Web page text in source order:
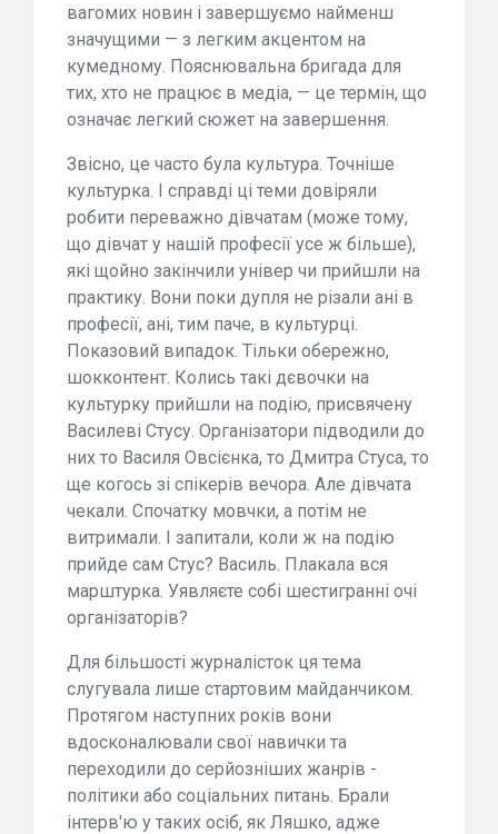
вагомих новин і завершуємо найменш
значущими — з легким акцентом на
кумедному. Пояснювальна бригада для
тих, хто не працює в медіа, — це термін, що
означає легкий сюжет на завершення.
Звісно, це часто була культура. Точніше
культурка. І справді ці теми довіряли
робити переважно дівчатам (може тому,
що дівчат у нашій професії усе ж більше),
які щойно закінчили універ чи прийшли на
практику. Вони поки дупля не різали ані в
професії, ані, тим паче, в культурці.
Показовий випадок. Тільки обережно,
шокконтент. Колись такі дєвочки на
культурку прийшли на подію, присвячену
Василеві Стусу. Організатори підводили до
них то Василя Овсієнка, то Дмитра Стуса, то
ще когось зі спікерів вечора. Але дівчата
чекали. Спочатку мовчки, а потім не
витримали. І запитали, коли ж на подію
прийде сам Стус? Василь. Плакала вся
марштурка. Уявляєте собі шестигранні очі
організаторів?
Для більшості журналісток ця тема
слугувала лише стартовим майданчиком.
Протягом наступних років вони
вдосконалювали свої навички та
переходили до серйозніших жанрів -
політики або соціальних питань. Брали
інтерв'ю у таких осіб, як Ляшко, адже